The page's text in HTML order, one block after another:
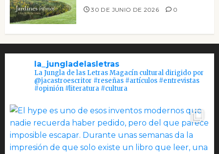
30 DE JUNIO DE 2026 0
la_jungladelasletras
La Jungla de las Letras Magacín cultural dirigido por
@jacastroescritor #reseñas #artículos #entrevistas
#opinión #literatura #cultura